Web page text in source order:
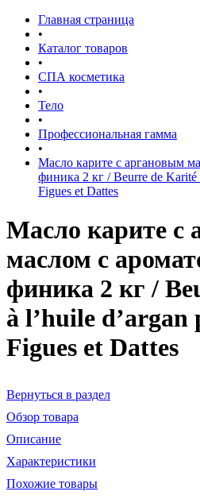
Главная страница
•
Каталог товаров
•
СПА косметика
•
Тело
•
Профессиональная гамма
•
Масло карите с аргановым
финика 2 кг / Beurre de Karité
Figues et Dattes
Масло карите с
маслом с
финика 2 кг /
à l’huile
Figues et Dattes
Вернуться в раздел
Обзор товара
Описание
Характеристики
Похожие товары